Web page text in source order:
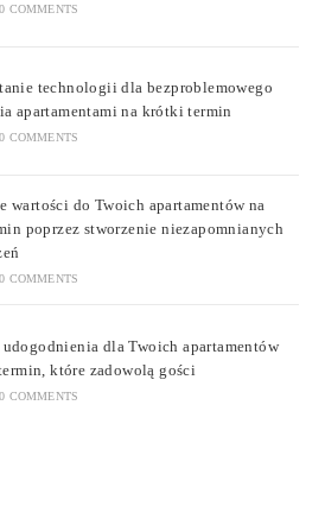
0 COMMENTS
technologii dla bezproblemowego
apartamentami na krótki termin
0 COMMENTS
wartości do Twoich apartamentów na
poprzez stworzenie niezapomnianych
0 COMMENTS
dla Twoich apartamentów
które zadowolą gości
0 COMMENTS